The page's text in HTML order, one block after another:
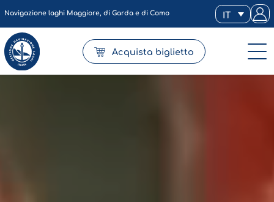
Navigazione laghi Maggiore, di Garda e di Como IT
Acquista biglietto